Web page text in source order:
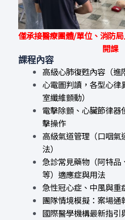
僅承接醫療團體/單位、消防
開課
課程內容
高級心肺復甦內容（進
心電圖判讀，各型心
室纖維顫動）
電擊除顫、心臟節律
擊操作
高級氣道管理（口咽氣
法）
急診常見藥物（阿特品
等）適應症與用法
急性冠心症、中風與重
團隊情境模擬：案場通
國際醫學機構最新指引